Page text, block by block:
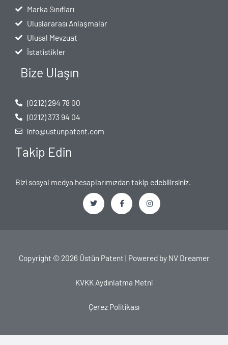
Marka Sınıfları
Uluslararası Anlaşmalar
Ulusal Mevzuat
İstatistikler
Bize Ulaşın
(0212) 294 78 00
(0212) 373 94 04
info@ustunpatent.com
Takip Edin
Bizi sosyal medya hesaplarımızdan takip edebilirsiniz.
T
r
F
o
f
I
r
Copyright © 2026 Üstün Patent | Powered by NV Dreamer
KVKK Aydınlatma Metni
Çerez Politikası